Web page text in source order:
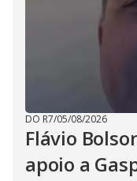
DO R7/05/08/2026
Flávio
apoio a